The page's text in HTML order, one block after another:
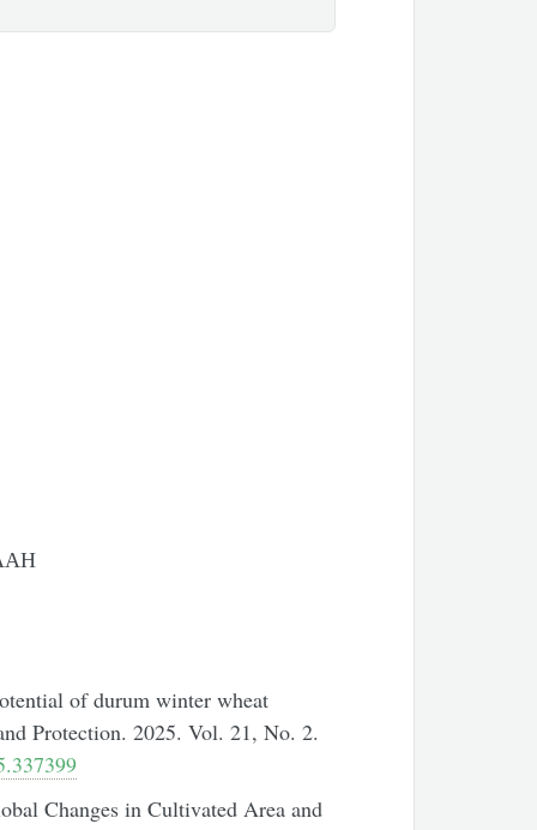
of durum winter wheat
Protection. 2025. Vol. 21, No. 2.
Changes in Cultivated Area and